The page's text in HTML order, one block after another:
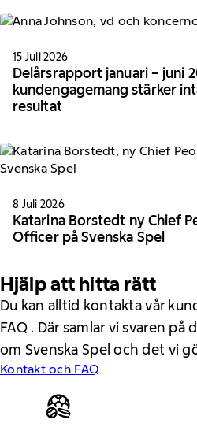
15 Juli 2026
Delårsrapport januari – juni
kundengagemang stärker
resultat
8 Juli 2026
Katarina Borstedt ny Chief
Officer på Svenska Spel
Hjälp att hitta rätt
Du kan alltid kontakta vår
FAQ . Där samlar vi svaren
om Svenska Spel och det vi
Kontakt och FAQ